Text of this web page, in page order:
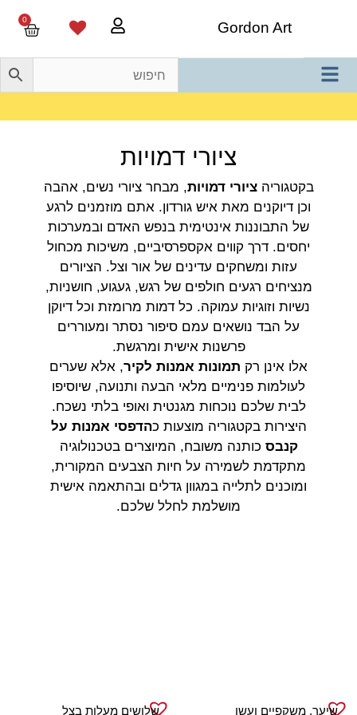
Gordon Art
0
ציורי דמויות
בקטגוריהציורי דמויות, מבחר ציורי נשים, אהבה
וכן דיוקנים מאת איש גורדון. אתם מוזמנים לרגע
של התבוננות אינטימית בנפש האדם ובמערכות
יחסים. דרך קווים אקספרסיביים, משיכות מכחול
עזות ומשחקים עדינים של אור וצל. הציורים
מנציחים רגעים חולפים של רגש, געגוע, חושניות,
נשיות וזוגיות עמוקה. כל דמות מרומזת וכל דיוקן
על הבד נושאים עמם סיפור נסתר ומעוררים
פרשנות אישית ומרגשת.
אלו אינן רק תמונות אמנות לקיר, אלא שערים
לעולמות פנימיים מלאי הבעה ותנועה, שיוסיפו
לבית שלכם נוכחות מגנטית ואופי בלתי נשכח.
היצירות בקטגוריה מוצעות כהדפסי אמנות על
קנבס כותנה משובח, המיוצרים בטכנולוגיה
מתקדמת לשמירה על חיות הצבעים המקורית,
ומוכנים לתלייה במגוון גדלים ובהתאמה אישית
מושלמת לחלל שלכם.
שיער, משקפיים ועשן שלושים מעלות בצל